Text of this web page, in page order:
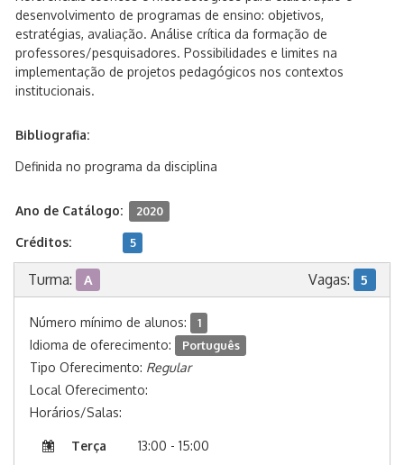
desenvolvimento de programas de ensino: objetivos,
estratégias, avaliação. Análise crítica da formação de
professores/pesquisadores. Possibilidades e limites na
implementação de projetos pedagógicos nos contextos
institucionais.
Bibliografia:
Definida no programa da disciplina
Ano de Catálogo: 2020
Créditos: 5
Turma: A Vagas: 5
Número mínimo de alunos: 1
Idioma de oferecimento: Português
Tipo Oferecimento: Regular
Local Oferecimento:
Horários/Salas:
Terça
13:00 - 15:00